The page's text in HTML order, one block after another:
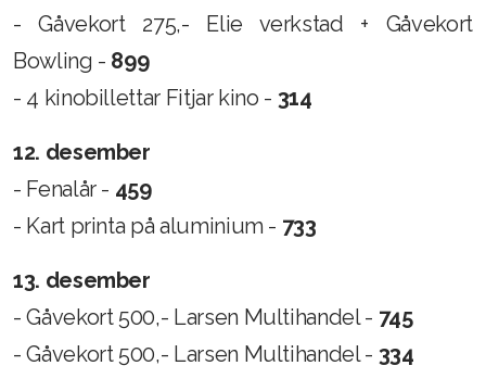
- Gåvekort 275,- Elie verkstad + Gåvekort
Bowling - 899
- 4 kinobillettar Fitjar kino - 314
12. desember
- Fenalår - 459
- Kart printa på aluminium - 733
13. desember
- Gåvekort 500,- Larsen Multihandel - 745
- Gåvekort 500,- Larsen Multihandel - 334